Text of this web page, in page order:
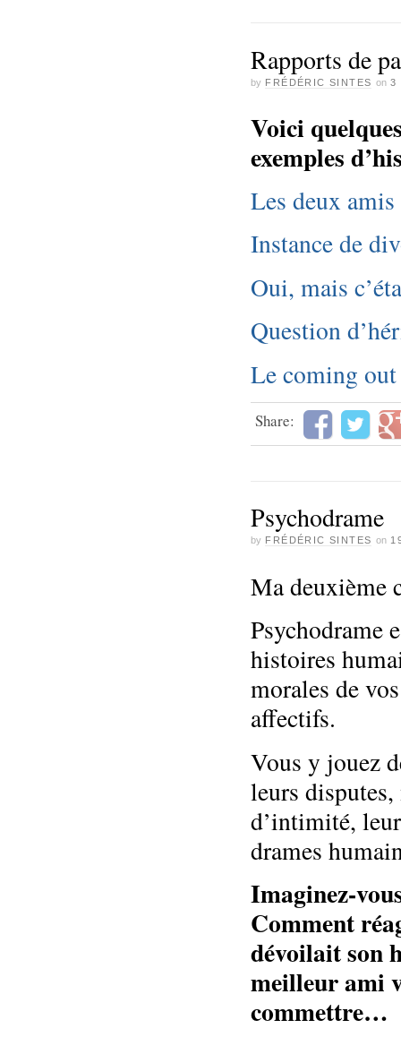
Rapports de
by FRÉDÉRIC SINTES on 3
Voici
exemples
Les deux amis
Instance de
Oui, mais
Question
Le coming out
Share:
Psychodrame
by FRÉDÉRIC SINTES on
Ma deuxième
Psychodrame
histoires
morales de
affectifs.
Vous y jouez
leurs
d’intimité,
drames
Imaginez-
Comment
dévoilait son
meilleur ami
commettre…